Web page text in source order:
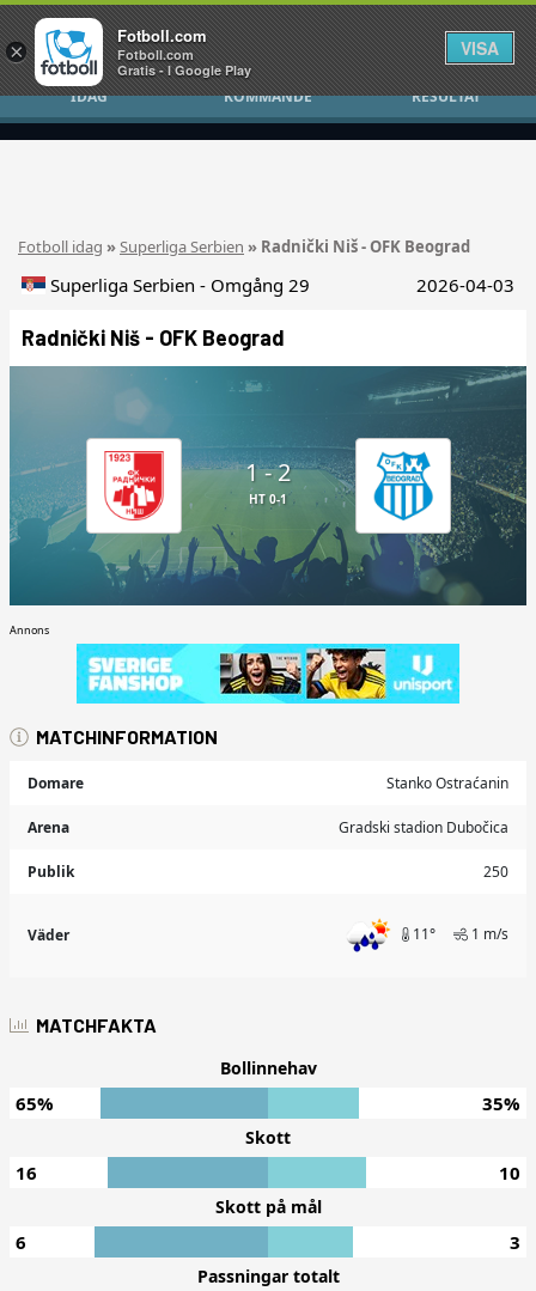
IDAG KOMMANDE RESULTAT
Fotboll idag »Superliga Serbien » Radnički Niš - OFK Beograd
Superliga Serbien - Omgång 29 2026-04-03
Radnički Niš - OFK Beograd
1 - 2
HT 0-1
Annons
MATCHINFORMATION
Domare Stanko Ostraćanin
Arena Gradski stadion Dubočica
Publik 250
Väder 11° 1 m/s
MATCHFAKTA
Bollinnehav
65% 35%
Skott
16 10
Skott på mål
6 3
Passningar totalt
×
Fotboll.com
Fotboll.com
Gratis - I Google Play
VISA